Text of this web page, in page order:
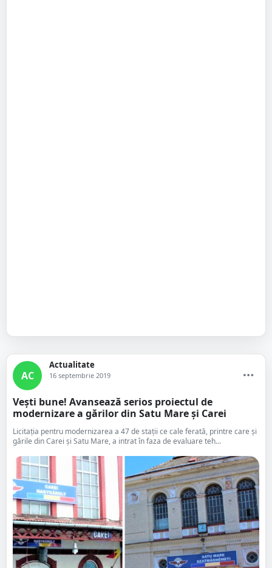
AC
Actualitate
16 septembrie 2019
Vești bune! Avansează serios proiectul de
modernizare a gărilor din Satu Mare și Carei
Licitația pentru modernizarea a 47 de stații ce cale ferată, printre care și
gările din Carei și Satu Mare, a intrat în faza de evaluare teh...